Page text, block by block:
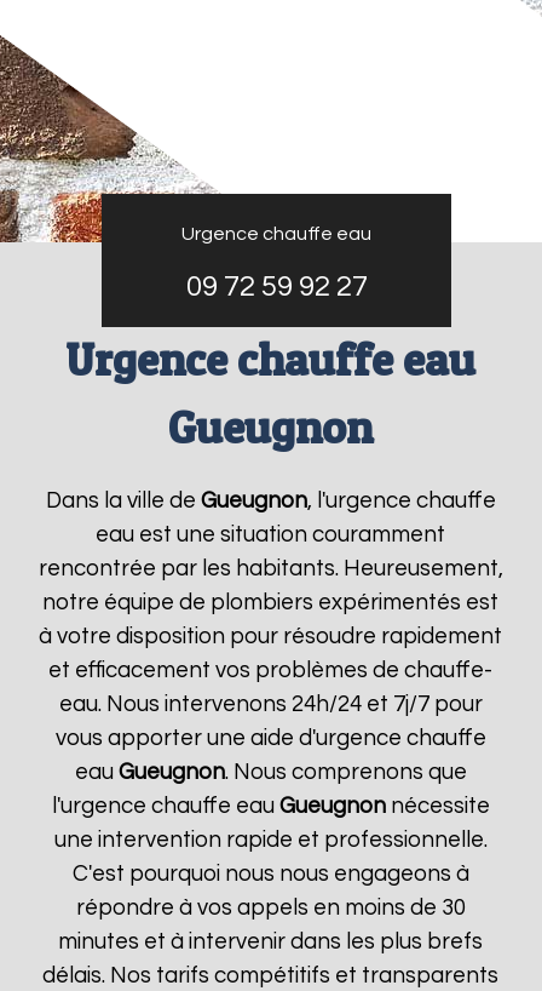
Urgence chauffe eau
09 72 59 92 27
Urgence chauffe eau
Gueugnon
Dans la ville de Gueugnon, l'urgence chauffe
eau est une situation couramment
rencontrée par les habitants. Heureusement,
notre équipe de plombiers expérimentés est
à votre disposition pour résoudre rapidement
et efficacement vos problèmes de chauffe-
eau. Nous intervenons 24h/24 et 7j/7 pour
vous apporter une aide d'urgence chauffe
eau Gueugnon. Nous comprenons que
l'urgence chauffe eau Gueugnonnécessite
une intervention rapide et professionnelle.
C'est pourquoi nous nous engageons à
répondre à vos appels en moins de 30
minutes et à intervenir dans les plus brefs
délais. Nos tarifs compétitifs et transparents